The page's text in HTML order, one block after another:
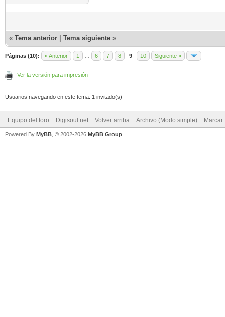
« Tema anterior Tema siguiente »
Páginas (10): « Anterior 1 6 7 8 9 10 Siguiente »
Ver la versión para impresión
Usuarios navegando en este tema: 1 invitado(s)
Equipo del foro Digisoul.net Volver arriba Archivo (Modo simple) Marcar
Powered By MyBB , © 2002-2026 MyBB Group